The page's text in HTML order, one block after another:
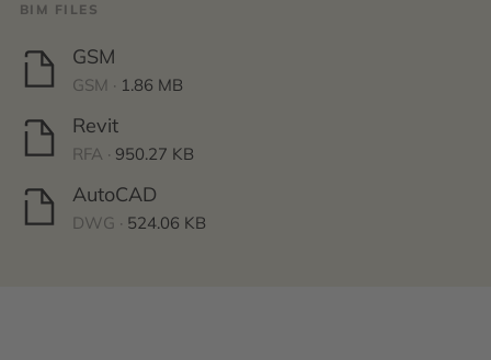
BIM FILES
GSM
GSM · 1.86 MB
Revit
RFA · 950.27 KB
AutoCAD
DWG · 524.06 KB